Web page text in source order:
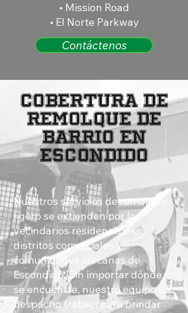
• Mission Road
• El Norte Parkway
Contáctenos
COBERTURA DE
REMOLQUE DE
BARRIO EN
ESCONDIDO
Nuestros servicios de remolque
ligero se extienden por los
vecindarios residenciales,
distritos comerciales y
comunidades cercanas de
Escondido. Sin importar dónde
se encuentre, nuestro equipo de
despacho trabaja para brindar